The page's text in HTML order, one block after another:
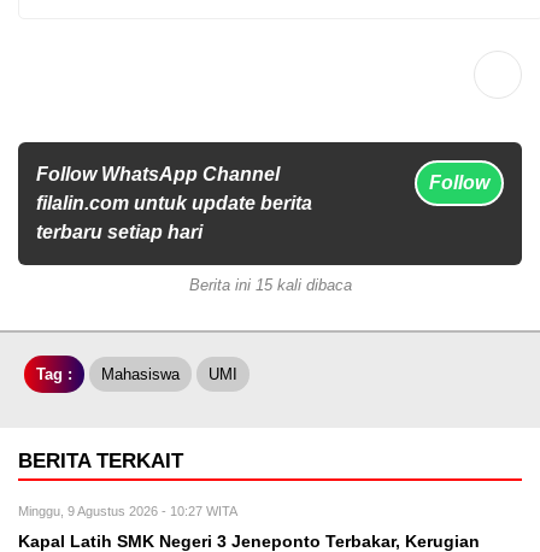
Follow WhatsApp Channel
filalin.com untuk update berita
terbaru setiap hari
Follow
Berita ini 15 kali dibaca
Tag : Mahasiswa UMI
BERITA TERKAIT
Minggu, 9 Agustus 2026 - 10:27 WITA
Kapal Latih SMK Negeri 3 Jeneponto Terbakar, Kerugian